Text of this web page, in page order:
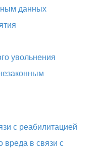
данных
увольнения
с реабилитацией
в связи с